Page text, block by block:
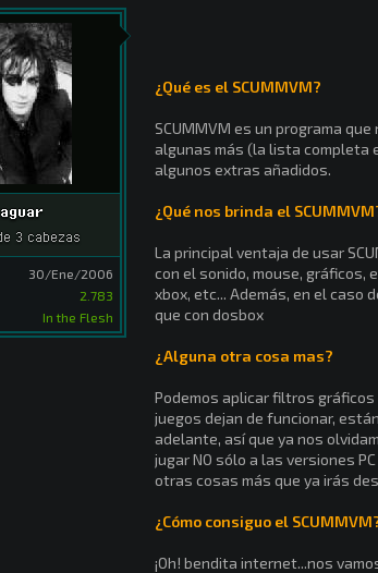
3 cabezas
30/Ene/2006
2.783
In the Flesh
¿Qué es el SCUMMVM?
SCUMMVM es un programa
algunas más (la lista completa
algunos extras añadidos.
¿Qué nos brinda el
La principal ventaja de usar
con el sonido, mouse, gráficos,
xbox, etc... Además, en el caso
que con dosbox
¿Alguna otra cosa mas?
Podemos aplicar filtros
juegos dejan de funcionar,
adelante, así que ya nos
jugar NO sólo a las versiones
otras cosas más que ya irás
¿Cómo consiguo el
¡Oh! bendita internet...nos